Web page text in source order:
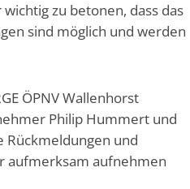
zu betonen, dass das
sind möglich und werden
ÖPNV Wallenhorst
Philip Hummert und
Rückmeldungen und
aufmerksam aufnehmen